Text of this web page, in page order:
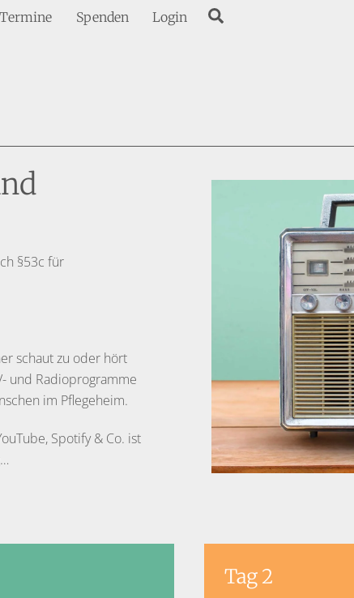
Termine Spenden Login
§53c für
schaut zu oder hört
und Radioprogramme
im Pflegeheim.
Spotify & Co. ist
Tag 2